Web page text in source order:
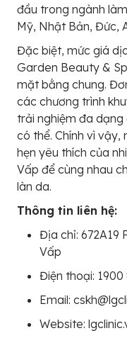
đầu trong ngành
Mỹ, Nhật Bản, Đức,
Đặc biệt, mức giá
Garden Beauty &
mặt bằng chung.
các chương trình
trải nghiệm đa
có thể. Chính vì
hẹn yêu thích của
Vấp để cùng nhau
làn da.
Thông tin liên hệ:
Địa chỉ: 672A19
Vấp
Điện thoại: 1900
Email:
Website: